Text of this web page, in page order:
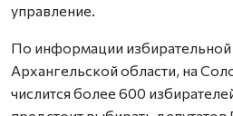
управление.
По информации избирательной
Архангельской области, на
числится более 600